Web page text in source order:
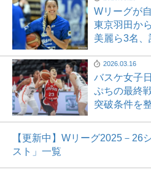
Wリーグが
東京羽田か
美麗ら3名、
2026.03.16
バスケ女子
ぷちの最終
突破条件を
【更新中】Wリーグ2025－26
スト」一覧